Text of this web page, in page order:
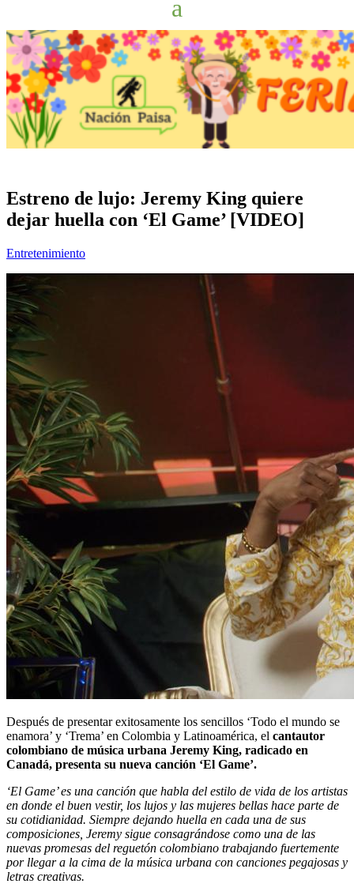
Estreno de lujo: Jeremy King quiere
dejar huella con ‘El Game’ [VIDEO]
Entretenimiento
Después de presentar exitosamente los sencillos ‘Todo el mundo se
enamora’ y ‘Trema’ en Colombia y Latinoamérica, el cantautor
colombiano de música urbana Jeremy King, radicado en
Canadá, presenta su nueva canción ‘El Game’.
‘El Game’ es una canción que habla del estilo de vida de los artistas
en donde el buen vestir, los lujos y las mujeres bellas hace parte de
su cotidianidad. Siempre dejando huella en cada una de sus
composiciones, Jeremy sigue consagrándose como una de las
nuevas promesas del reguetón colombiano trabajando fuertemente
por llegar a la cima de la música urbana con canciones pegajosas y
letras creativas.